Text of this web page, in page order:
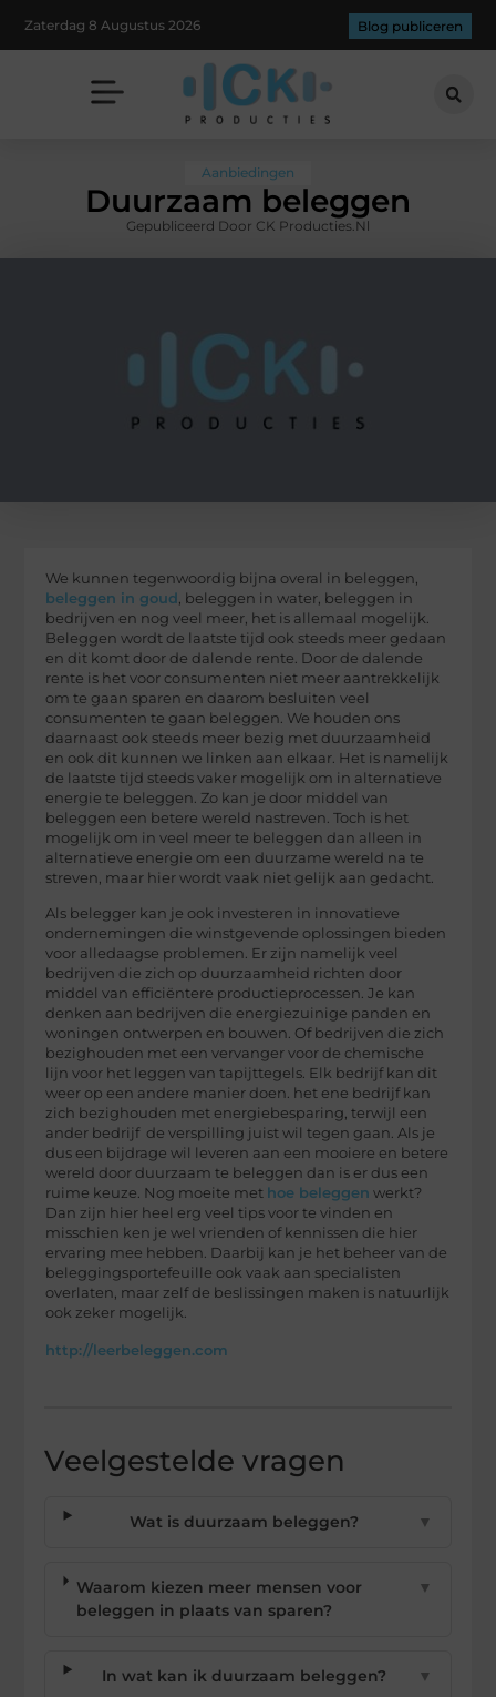
Zaterdag 8 Augustus 2026 Blog publiceren
Aanbiedingen
Duurzaam beleggen
Gepubliceerd Door CK Producties.nl
We kunnen tegenwoordig bijna overal in beleggen,
beleggen in goud , beleggen in water, beleggen in
bedrijven en nog veel meer, het is allemaal mogelijk.
Beleggen wordt de laatste tijd ook steeds meer gedaan
en dit komt door de dalende rente. Door de dalende
rente is het voor consumenten niet meer aantrekkelijk
om te gaan sparen en daarom besluiten veel
consumenten te gaan beleggen. We houden ons
daarnaast ook steeds meer bezig met duurzaamheid
en ook dit kunnen we linken aan elkaar. Het is namelijk
de laatste tijd steeds vaker mogelijk om in alternatieve
energie te beleggen. Zo kan je door middel van
beleggen een betere wereld nastreven. Toch is het
mogelijk om in veel meer te beleggen dan alleen in
alternatieve energie om een duurzame wereld na te
streven, maar hier wordt vaak niet gelijk aan gedacht.
Als belegger kan je ook investeren in innovatieve
ondernemingen die winstgevende oplossingen bieden
voor alledaagse problemen. Er zijn namelijk veel
bedrijven die zich op duurzaamheid richten door
middel van efficiëntere productieprocessen. Je kan
denken aan bedrijven die energiezuinige panden en
woningen ontwerpen en bouwen. Of bedrijven die zich
bezighouden met een vervanger voor de chemische
lijn voor het leggen van tapijttegels. Elk bedrijf kan dit
weer op een andere manier doen. het ene bedrijf kan
zich bezighouden met energiebesparing, terwijl een
ander bedrijf de verspilling juist wil tegen gaan. Als je
dus een bijdrage wil leveren aan een mooiere en betere
wereld door duurzaam te beleggen dan is er dus een
ruime keuze. Nog moeite met hoe beleggen werkt?
Dan zijn hier heel erg veel tips voor te vinden en
misschien ken je wel vrienden of kennissen die hier
ervaring mee hebben. Daarbij kan je het beheer van de
beleggingsportefeuille ook vaak aan specialisten
overlaten, maar zelf de beslissingen maken is natuurlijk
ook zeker mogelijk.
http://leerbeleggen.com
Veelgestelde vragen
Wat is duurzaam beleggen? ▼
Waarom kiezen meer mensen voor
beleggen in plaats van sparen?
▼
In wat kan ik duurzaam beleggen? ▼